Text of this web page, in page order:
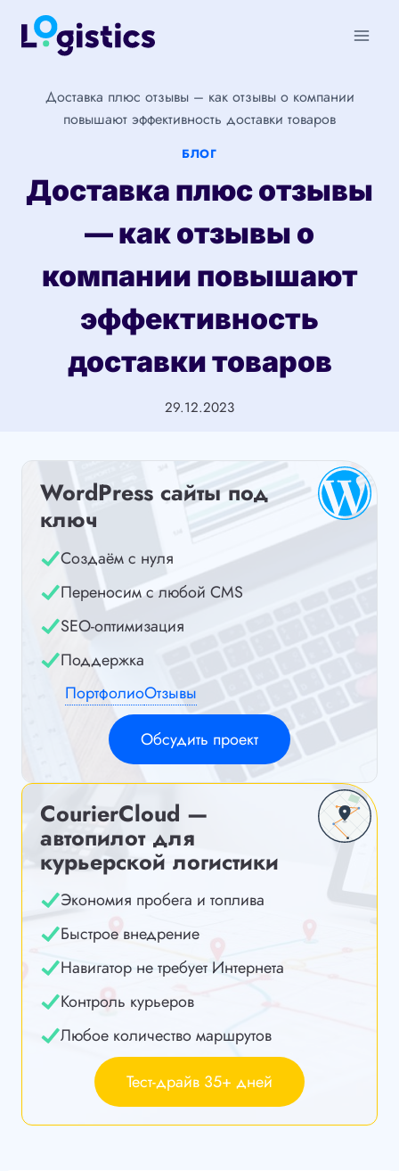
Перейти
Доставка плюс отзывы – как отзывы о компании
повышают эффективность доставки товаров
БЛОГ
Доставка плюс отзывы
— как отзывы о
компании повышают
эффективность
доставки товаров
29.12.2023
WordPress сайты под
ключ
Создаём с нуля
Переносим с любой CMS
SEO-оптимизация
Поддержка
ПортфолиоОтзывы
Обсудить проект
CourierCloud —
автопилот для
курьерской логистики
Экономия пробега и топлива
Быстрое внедрение
Навигатор не требует Интернета
Контроль курьеров
Любое количество маршрутов
Тест-драйв 35+ дней